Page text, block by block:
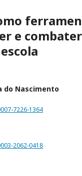
e
do Nascimento
7226-1364
2062-0418